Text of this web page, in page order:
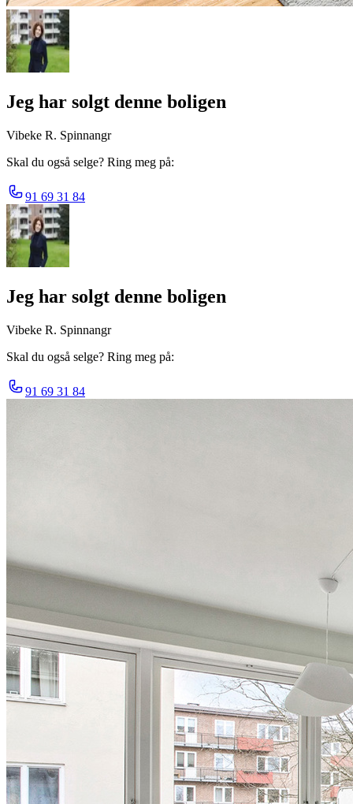
Jeg har solgt denne boligen
Vibeke R. Spinnangr
Skal du også selge? Ring meg på:
91 69 31 84
Jeg har solgt denne boligen
Vibeke R. Spinnangr
Skal du også selge? Ring meg på:
91 69 31 84